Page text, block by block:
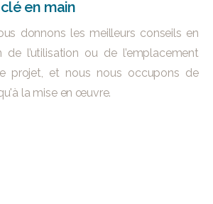
en main
donnons les meilleurs conseils en
de l’utilisation ou de l’emplacement
projet, et nous nous occupons de
la mise en œuvre.